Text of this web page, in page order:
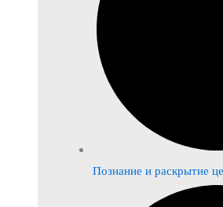
Познание и раскрытие